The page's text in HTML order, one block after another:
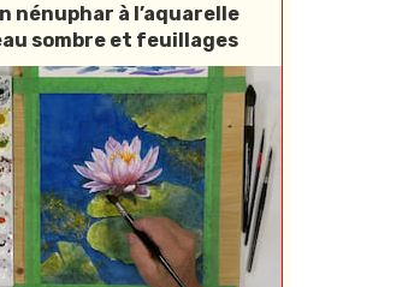
nénuphar à l’aquarelle
sombre et feuillages